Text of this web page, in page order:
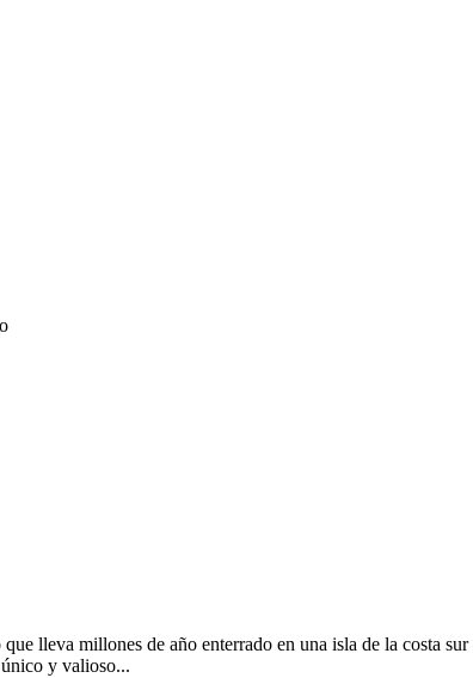
lleva millones de año enterrado en una isla de la costa
y valioso...